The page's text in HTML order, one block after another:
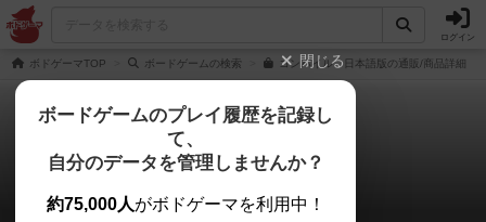
ログイン
ボドゲーマTOP ボードゲームの検索 コンパイル 日本語版の通販/商品詳細
コンパイル
0件のリプレイ日記
閉じる
ボードゲームのプレイ履歴を記録し
て、
自分のデータを管理しませんか？
約75,000人がボドゲーマを利用中！